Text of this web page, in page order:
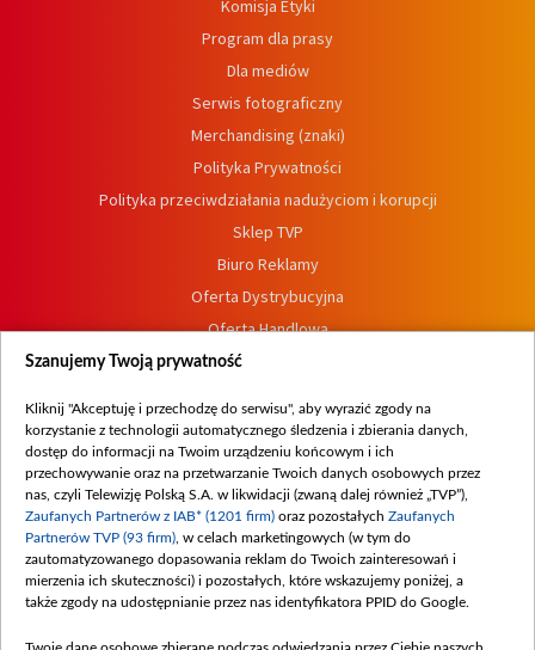
Komisja Etyki
Program dla prasy
Dla mediów
Serwis fotograficzny
Merchandising (znaki)
Polityka Prywatności
Polityka przeciwdziałania nadużyciom i korupcji
Sklep TVP
Biuro Reklamy
Oferta Dystrybucyjna
Oferta Handlowa
Dostępność
Procedura zgłoszeń wewnętrznych
Szanujemy Twoją prywatność
Kliknij "Akceptuję i przechodzę do serwisu", aby wyrazić zgody na
korzystanie z technologii automatycznego śledzenia i zbierania danych,
dostęp do informacji na Twoim urządzeniu końcowym i ich
przechowywanie oraz na przetwarzanie Twoich danych osobowych przez
nas, czyli Telewizję Polską S.A. w likwidacji (zwaną dalej również „TVP”),
Zaufanych Partnerów z IAB* (1201 firm) oraz pozostałych Zaufanych
Partnerów TVP (93 firm) , w celach marketingowych (w tym do
zautomatyzowanego dopasowania reklam do Twoich zainteresowań i
mierzenia ich skuteczności) i pozostałych, które wskazujemy poniżej, a
także zgody na udostępnianie przez nas identyfikatora PPID do Google.